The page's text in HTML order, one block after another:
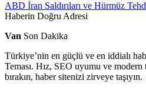
ABD İran Saldırıları ve Hürmüz
Haberin Doğru Adresi
Van Son Dakika
Türkiye’nin en güçlü ve en iddialı
Teması. Hız, SEO uyumu ve
bırakın, haber sitenizi zirveye taşıyın.